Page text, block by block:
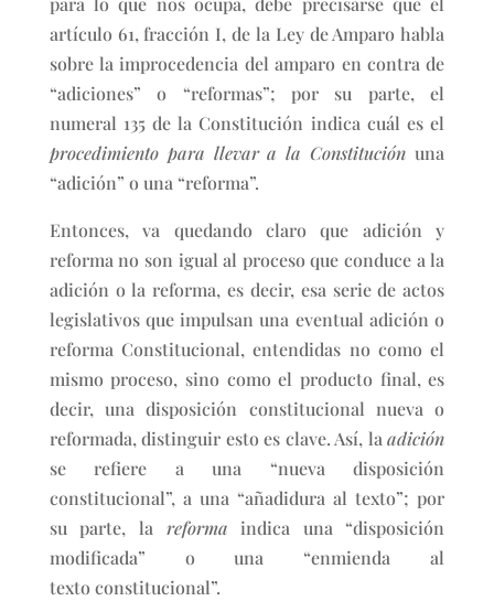
artículo 61, fracción I, de la Ley de Amparo habla
sobre la improcedencia del amparo en contra de
“adiciones” o “reformas”; por su parte, el
numeral 135 de la Constitución indica cuál es el
procedimiento para llevar a la Constitución una
“adición” o una “reforma”.
Entonces, va quedando claro que adición y
reforma no son igual al proceso que conduce a la
adición o la reforma, es decir, esa serie de actos
legislativos que impulsan una eventual adición o
reforma Constitucional, entendidas no como el
mismo proceso, sino como el producto final, es
decir, una disposición constitucional nueva o
reformada, distinguir esto es clave. Así, laadición
se refiere a una “nueva disposición
constitucional”, a una “añadidura al texto”; por
su parte, la reforma indica una “disposición
modificada” o una “enmienda al
texto constitucional”.